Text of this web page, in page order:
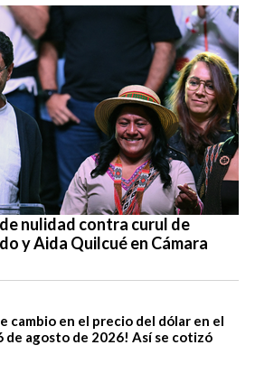
nulidad contra curul de
y Aida Quilcué en Cámara
cambio en el precio del dólar en el
de agosto de 2026! Así se cotizó